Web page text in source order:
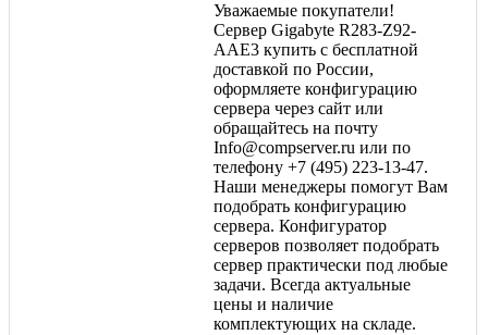
Уважаемые покупатели!
Сервер Gigabyte R283-Z92-
AAE3 купить с бесплатной
доставкой по России,
оформляете конфигурацию
сервера через сайт или
обращайтесь на почту
Info@compserver.ru или по
телефону +7 (495) 223-13-47.
Наши менеджеры помогут Вам
подобрать конфигурацию
сервера. Конфигуратор
серверов позволяет подобрать
сервер практически под любые
задачи. Всегда актуальные
цены и наличие
комплектующих на складе.